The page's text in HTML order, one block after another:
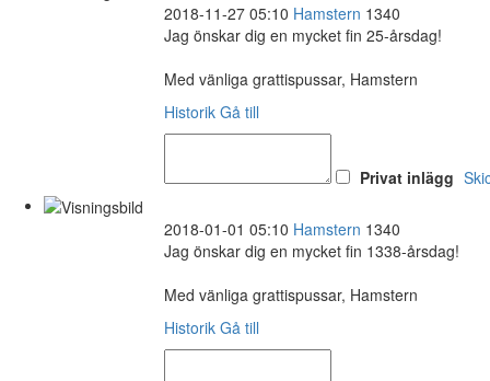
2018-11-27 05:10 Hamstern 1340
Jag önskar dig en mycket fin 25-årsdag!
Med vänliga grattispussar, Hamstern
Historik Gå till
Privat inlägg
2018-01-01 05:10 Hamstern 1340
Jag önskar dig en mycket fin 1338-årsdag!
Med vänliga grattispussar, Hamstern
Historik Gå till